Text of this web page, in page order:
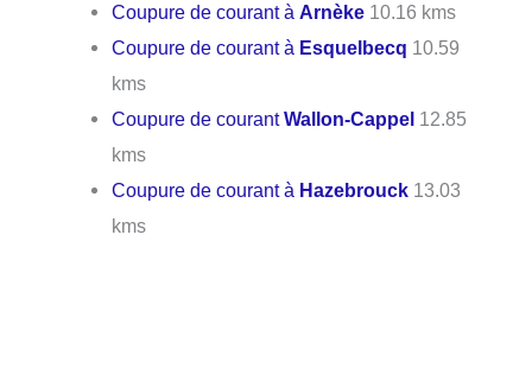
Coupure de courant àArnèke 10.16 kms
Coupure de courant à Esquelbecq 10.59
kms
Coupure de courantWallon-Cappel 12.85
kms
Coupure de courant à Hazebrouck 13.03
kms